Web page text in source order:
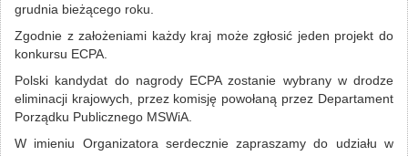
grudnia bieżącego roku.
Zgodnie z założeniami każdy kraj może zgłosić jeden projekt do
konkursu ECPA.
Polski kandydat do nagrody ECPA zostanie wybrany w drodze
eliminacji krajowych, przez komisję powołaną przez Departament
Porządku Publicznego MSWiA.
W imieniu Organizatora serdecznie zapraszamy do udziału w